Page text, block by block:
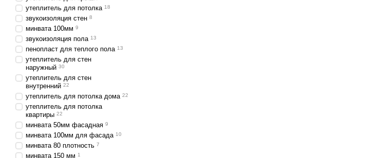
утеплитель для потолка 18
звукоизоляция стен 8
минвата 100мм 9
звукоизоляция пола 13
пенопласт для теплого пола 13
утеплитель для стен
наружный 30
утеплитель для стен
внутренний 22
утеплитель для потолка дома 22
утеплитель для потолка
квартиры 22
минвата 50мм фасадная 9
минвата 100мм для фасада 10
минвата 80 плотность 7
минвата 150 мм 1